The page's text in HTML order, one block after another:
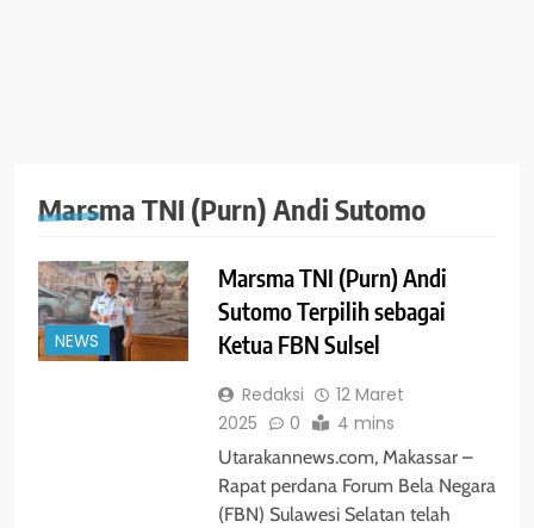
Marsma TNI (Purn) Andi Sutomo
NEWS
Marsma TNI (Purn) Andi
Sutomo Terpilih sebagai
Ketua FBN Sulsel
Redaksi
12 Maret
2025
0 4 mins
Utarakannews.com, Makassar –
Rapat perdana Forum Bela Negara
(FBN) Sulawesi Selatan telah